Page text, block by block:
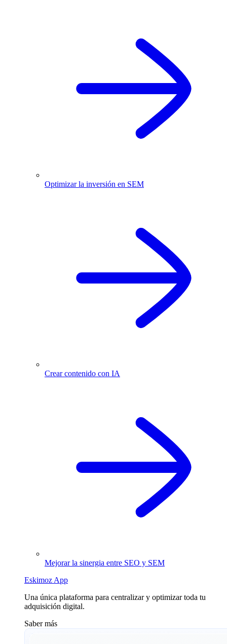
Optimizar la inversión en SEM
Crear contenido con IA
Mejorar la sinergia entre SEO y SEM
Eskimoz App
Una única plataforma para centralizar y optimizar toda tu
adquisición digital.
Saber más